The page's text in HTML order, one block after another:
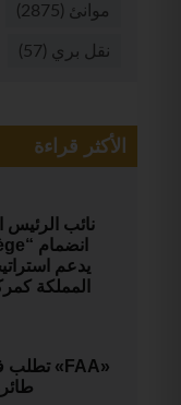
موانئ (2875)
نقل بري (57)
الأكثر قراءة
نائب الرئيس
يدعم
المملكة
طائرة